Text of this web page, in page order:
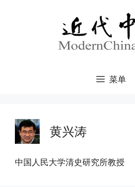
菜单
黄兴涛
中国人民大学清史研究所教授